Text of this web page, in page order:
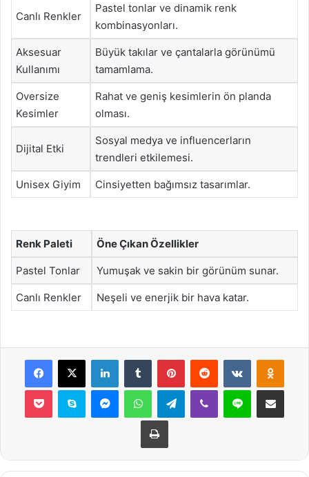
Canlı Renkler
Pastel tonlar ve dinamik renk
kombinasyonları.
Aksesuar
Kullanımı
Büyük takılar ve çantalarla görünümü
tamamlama.
Oversize
Kesimler
Rahat ve geniş kesimlerin ön planda
olması.
Dijital Etki
Sosyal medya ve influencerların
trendleri etkilemesi.
Unisex Giyim Cinsiyetten bağımsız tasarımlar.
Renk Paleti Öne Çıkan Özellikler
Pastel Tonlar Yumuşak ve sakin bir görünüm sunar.
Canlı Renkler Neşeli ve enerjik bir hava katar.
Facebook
X LinkedInTumblr PinterestReddit VKontakte
Pocket Skype MessengerWhatsAppTelegramViber Line E-Posta ile
Yazdır